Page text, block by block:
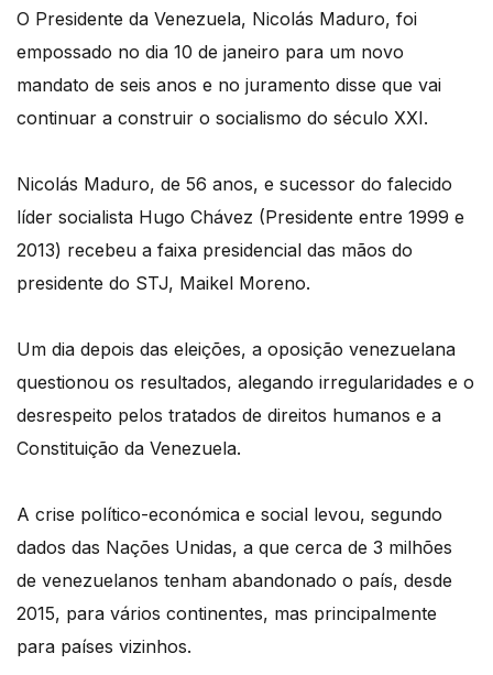
O Presidente da Venezuela, Nicolás Maduro, foi
empossado no dia 10 de janeiro para um novo
mandato de seis anos e no juramento disse que vai
continuar a construir o socialismo do século XXI.
Nicolás Maduro, de 56 anos, e sucessor do falecido
líder socialista Hugo Chávez (Presidente entre 1999 e
2013) recebeu a faixa presidencial das mãos do
presidente do STJ, Maikel Moreno.
Um dia depois das eleições, a oposição venezuelana
questionou os resultados, alegando irregularidades e o
desrespeito pelos tratados de direitos humanos e a
Constituição da Venezuela.
A crise político-económica e social levou, segundo
dados das Nações Unidas, a que cerca de 3 milhões
de venezuelanos tenham abandonado o país, desde
2015, para vários continentes, mas principalmente
para países vizinhos.